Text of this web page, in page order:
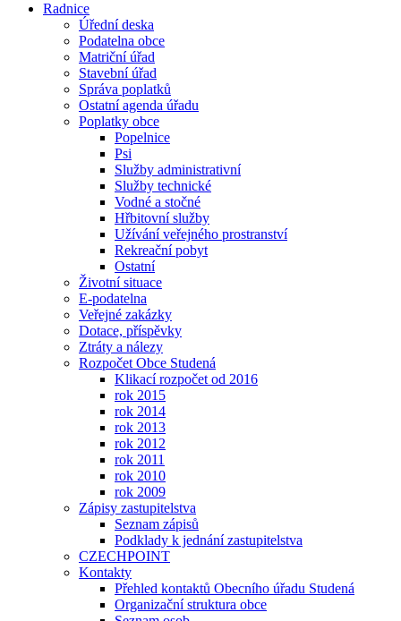
Radnice
Úřední deska
Podatelna obce
Matriční úřad
Stavební úřad
Správa poplatků
Ostatní agenda úřadu
Poplatky obce
Popelnice
Psi
Služby administrativní
Služby technické
Vodné a stočné
Hřbitovní služby
Užívání veřejného prostranství
Rekreační pobyt
Ostatní
Životní situace
E-podatelna
Veřejné zakázky
Dotace, příspěvky
Ztráty a nálezy
Rozpočet Obce Studená
Klikací rozpočet od 2016
rok 2015
rok 2014
rok 2013
rok 2012
rok 2011
rok 2010
rok 2009
Zápisy zastupitelstva
Seznam zápisů
Podklady k jednání zastupitelstva
CZECHPOINT
Kontakty
Přehled kontaktů Obecního úřadu Studená
Organizační struktura obce